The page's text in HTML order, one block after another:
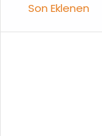
Son Eklenen